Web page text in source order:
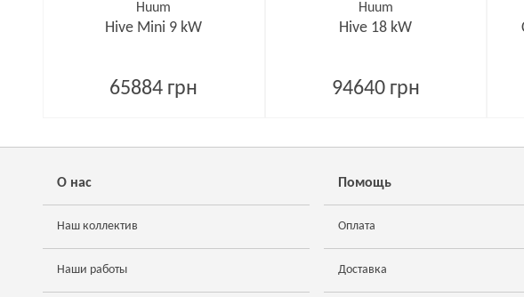
Huum
Hive Mini 9 kW
65884 грн
Huum
Hive 18 kW
94640 грн
О нас
Наш коллектив
Наши работы
Помощь
Оплата
Доставка